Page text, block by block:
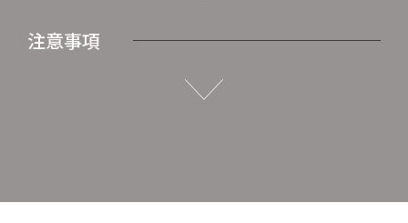
注意事項